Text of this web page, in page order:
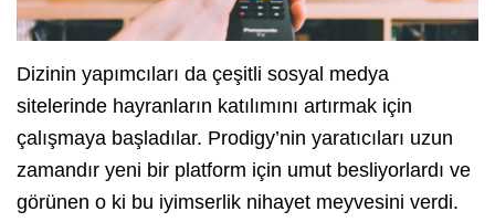
Dizinin yapımcıları da çeşitli sosyal medya
sitelerinde hayranların katılımını artırmak için
çalışmaya başladılar. Prodigy’nin yaratıcıları uzun
zamandır yeni bir platform için umut besliyorlardı ve
görünen o ki bu iyimserlik nihayet meyvesini verdi.